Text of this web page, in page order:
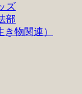
ズ
部
き物関連）